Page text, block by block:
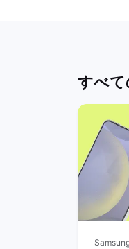
すべて